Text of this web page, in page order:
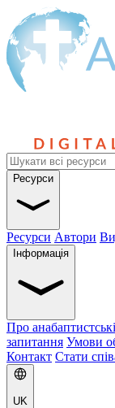
Ресурси
Ресурси Автори
Інформація
Про
запитання Умови
Контакт Стати
UK